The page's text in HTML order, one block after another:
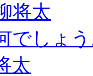
将太
でしょ
太